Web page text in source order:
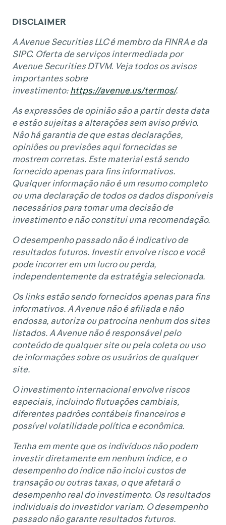
DISCLAIMER
A Avenue Securities LLC é membro da FINRA e da
SIPC. Oferta de serviços intermediada por
Avenue Securities DTVM. Veja todos os avisos
importantes sobre
investimento: https://avenue.us/termos/.
As expressões de opinião são a partir desta data
e estão sujeitas a alterações sem aviso prévio.
Não há garantia de que estas declarações,
opiniões ou previsões aqui fornecidas se
mostrem corretas. Este material está sendo
fornecido apenas para fins informativos.
Qualquer informação não é um resumo completo
ou uma declaração de todos os dados disponíveis
necessários para tomar uma decisão de
investimento e não constitui uma recomendação.
O desempenho passado não é indicativo de
resultados futuros. Investir envolve risco e você
pode incorrer em um lucro ou perda,
independentemente da estratégia selecionada.
Os links estão sendo fornecidos apenas para fins
informativos. A Avenue não é afiliada e não
endossa, autoriza ou patrocina nenhum dos sites
listados. A Avenue não é responsável pelo
conteúdo de qualquer site ou pela coleta ou uso
de informações sobre os usuários de qualquer
site.
O investimento internacional envolve riscos
especiais, incluindo flutuações cambiais,
diferentes padrões contábeis financeiros e
possível volatilidade política e econômica.
Tenha em mente que os indivíduos não podem
investir diretamente em nenhum índice, e o
desempenho do índice não inclui custos de
transação ou outras taxas, o que afetará o
desempenho real do investimento. Os resultados
individuais do investidor variam. O desempenho
passado não garante resultados futuros.